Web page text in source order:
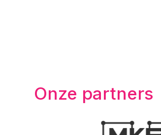
Onze partners